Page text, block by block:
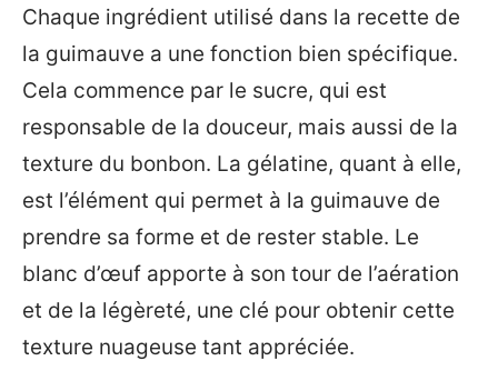
Chaque ingrédient utilisé dans la recette de
la guimauve a une fonction bien spécifique.
Cela commence par le sucre, qui est
responsable de la douceur, mais aussi de la
texture du bonbon. La gélatine, quant à elle,
est l’élément qui permet à la guimauve de
prendre sa forme et de rester stable. Le
blanc d’œuf apporte à son tour de l’aération
et de la légèreté, une clé pour obtenir cette
texture nuageuse tant appréciée.